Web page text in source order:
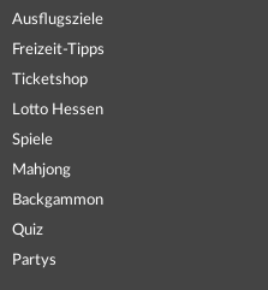
Ausflugsziele
Freizeit-Tipps
Ticketshop
Lotto Hessen
Spiele
Mahjong
Backgammon
Quiz
Partys